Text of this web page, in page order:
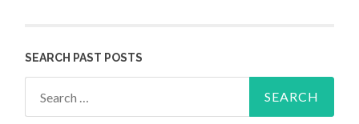
SEARCH PAST POSTS